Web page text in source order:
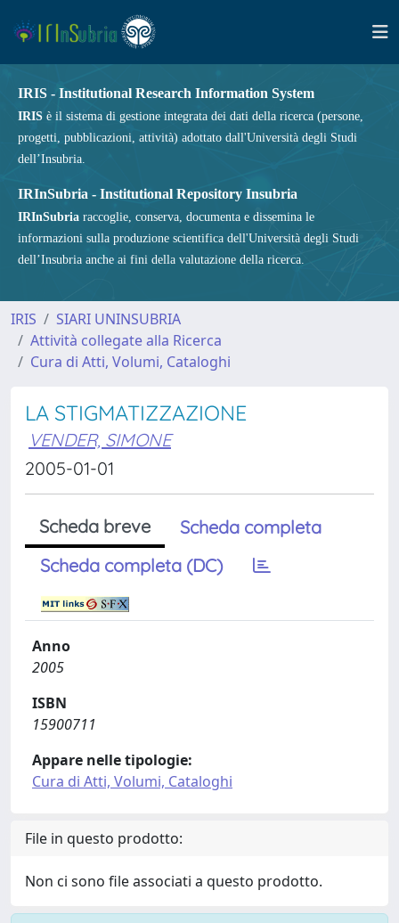
IRIS - Institutional Research Information System
IRIS è il sistema di gestione integrata dei dati della ricerca (persone,
progetti, pubblicazioni, attività) adottato dall'Università degli Studi
dell’Insubria.
IRInSubria - Institutional Repository Insubria
IRInSubria raccoglie, conserva, documenta e dissemina le
informazioni sulla produzione scientifica dell'Università degli Studi
dell’Insubria anche ai fini della valutazione della ricerca.
IRIS
SIARI UNINSUBRIA
Attività collegate alla Ricerca
Cura di Atti, Volumi, Cataloghi
LA STIGMATIZZAZIONE
VENDER, SIMONE
2005-01-01
Scheda breve
Scheda completa
Scheda completa (DC)
Anno
2005
ISBN
15900711
Appare nelle tipologie:
Cura di Atti, Volumi, Cataloghi
File in questo prodotto:
Non ci sono file associati a questo prodotto.